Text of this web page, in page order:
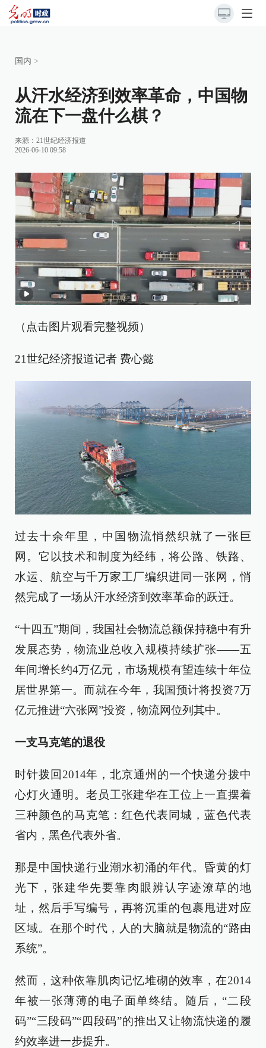
国内 >
从汗水经济到效率革命，中国物
流在下一盘什么棋？
来源： 21世纪经济报道
2026-06-10 09:58
（点击图片观看完整视频）
21世纪经济报道记者 费心懿
过去十余年里，中国物流悄然织就了一张巨
网。它以技术和制度为经纬，将公路、铁路、
水运、航空与千万家工厂编织进同一张网，悄
然完成了一场从汗水经济到效率革命的跃迁。
“十四五”期间，我国社会物流总额保持稳中有升
发展态势，物流业总收入规模持续扩张——五
年间增长约4万亿元，市场规模有望连续十年位
居世界第一。而就在今年，我国预计将投资7万
亿元推进“六张网”投资，物流网位列其中。
一支马克笔的退役
时针拨回2014年，北京通州的一个快递分拨中
心灯火通明。老员工张建华在工位上一直摆着
三种颜色的马克笔：红色代表同城，蓝色代表
省内，黑色代表外省。
那是中国快递行业潮水初涌的年代。昏黄的灯
光下，张建华先要靠肉眼辨认字迹潦草的地
址，然后手写编号，再将沉重的包裹甩进对应
区域。在那个时代，人的大脑就是物流的“路由
系统”。
然而，这种依靠肌肉记忆堆砌的效率，在2014
年被一张薄薄的电子面单终结。随后，“二段
码”“三段码”“四段码”的推出又让物流快递的履
约效率进一步提升。